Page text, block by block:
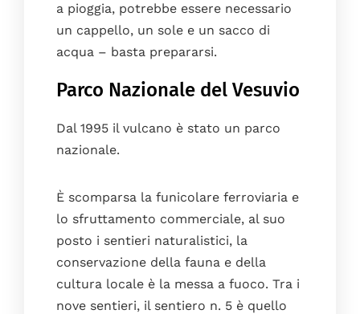
a pioggia, potrebbe essere necessario
un cappello, un sole e un sacco di
acqua – basta prepararsi.
Parco Nazionale del Vesuvio
Dal 1995 il vulcano è stato un parco
nazionale.
È scomparsa la funicolare ferroviaria e
lo sfruttamento commerciale, al suo
posto i sentieri naturalistici, la
conservazione della fauna e della
cultura locale è la messa a fuoco. Tra i
nove sentieri, il sentiero n. 5 è quello